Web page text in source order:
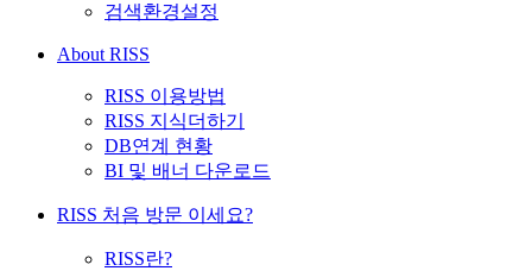
검색환경설정
About RISS
RISS 이용방법
RISS 지식더하기
DB연계 현황
BI 및 배너 다운로드
RISS 처음 방문 이세요?
RISS란?